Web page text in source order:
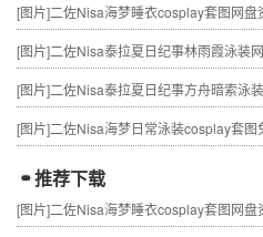
[图片]二佐Nisa海梦睡衣cosplay套图网盘
[图片]二佐Nisa泰拉夏日纪事林雨霞泳装
[图片]二佐Nisa泰拉夏日纪事方舟暗索泳
[图片]二佐Nisa海梦日常泳装cosplay套图
推荐下载
[图片]二佐Nisa海梦睡衣cosplay套图网盘